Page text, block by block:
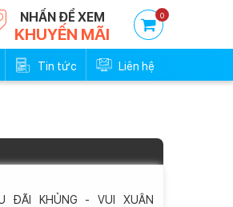
0
NHẤN ĐỂ XEM
KHUYẾN MÃI
Tin tức Liên hệ
ĐÃI KHỦNG - VUI XUÂN